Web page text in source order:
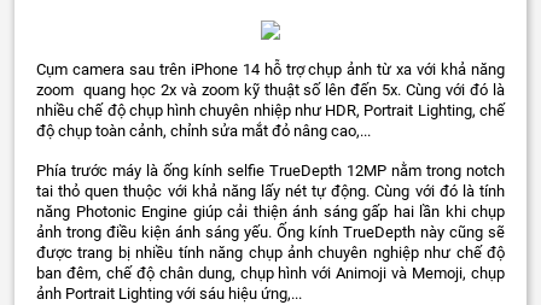
Cụm camera sau trên iPhone 14 hỗ trợ chụp ảnh từ xa với khả năng
zoom quang học 2x và zoom kỹ thuật số lên đến 5x. Cùng với đó là
nhiều chế độ chụp hình chuyên nhiệp như HDR, Portrait Lighting, chế
độ chụp toàn cảnh, chỉnh sửa mắt đỏ nâng cao,...
Phía trước máy là ống kính selfie TrueDepth 12MP nằm trong notch
tai thỏ quen thuộc với khả năng lấy nét tự động. Cùng với đó là tính
năng Photonic Engine giúp cải thiện ánh sáng gấp hai lần khi chụp
ảnh trong điều kiện ánh sáng yếu. Ống kính TrueDepth này cũng sẽ
được trang bị nhiều tính năng chụp ảnh chuyên nghiệp như chế độ
ban đêm, chế độ chân dung, chụp hình với Animoji và Memoji, chụp
ảnh Portrait Lighting với sáu hiệu ứng,...